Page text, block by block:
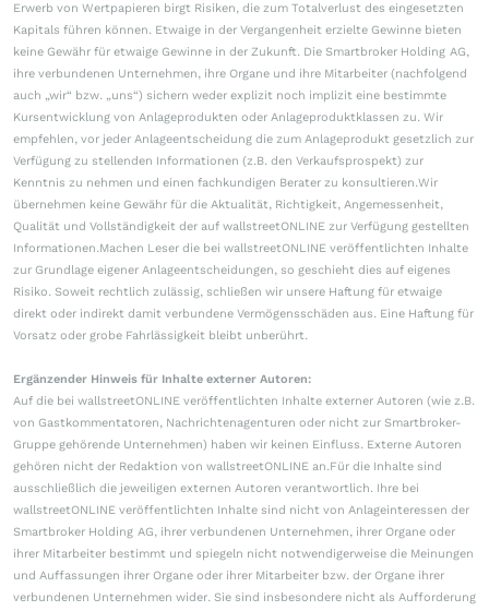
Erwerb von Wertpapieren birgt Risiken, die zum Totalverlust des eingesetzten
Kapitals führen können. Etwaige in der Vergangenheit erzielte Gewinne bieten
keine Gewähr für etwaige Gewinne in der Zukunft. Die Smartbroker Holding AG,
ihre verbundenen Unternehmen, ihre Organe und ihre Mitarbeiter (nachfolgend
auch „wir“ bzw. „uns“) sichern weder explizit noch implizit eine bestimmte
Kursentwicklung von Anlageprodukten oder Anlageproduktklassen zu. Wir
empfehlen, vor jeder Anlageentscheidung die zum Anlageprodukt gesetzlich zur
Verfügung zu stellenden Informationen (z.B. den Verkaufsprospekt) zur
Kenntnis zu nehmen und einen fachkundigen Berater zu konsultieren.Wir
übernehmen keine Gewähr für die Aktualität, Richtigkeit, Angemessenheit,
Qualität und Vollständigkeit der auf wallstreetONLINE zur Verfügung gestellten
Informationen.Machen Leser die bei wallstreetONLINE veröffentlichten Inhalte
zur Grundlage eigener Anlageentscheidungen, so geschieht dies auf eigenes
Risiko. Soweit rechtlich zulässig, schließen wir unsere Haftung für etwaige
direkt oder indirekt damit verbundene Vermögensschäden aus. Eine Haftung für
Vorsatz oder grobe Fahrlässigkeit bleibt unberührt.
Ergänzender Hinweis für Inhalte externer Autoren:
Auf die bei wallstreetONLINE veröffentlichten Inhalte externer Autoren (wie z.B.
von Gastkommentatoren, Nachrichtenagenturen oder nicht zur Smartbroker-
Gruppe gehörende Unternehmen) haben wir keinen Einfluss. Externe Autoren
gehören nicht der Redaktion von wallstreetONLINE an.Für die Inhalte sind
ausschließlich die jeweiligen externen Autoren verantwortlich. Ihre bei
wallstreetONLINE veröffentlichten Inhalte sind nicht von Anlageinteressen der
Smartbroker Holding AG, ihrer verbundenen Unternehmen, ihrer Organe oder
ihrer Mitarbeiter bestimmt und spiegeln nicht notwendigerweise die Meinungen
und Auffassungen ihrer Organe oder ihrer Mitarbeiter bzw. der Organe ihrer
verbundenen Unternehmen wider. Sie sind insbesondere nicht als Aufforderung